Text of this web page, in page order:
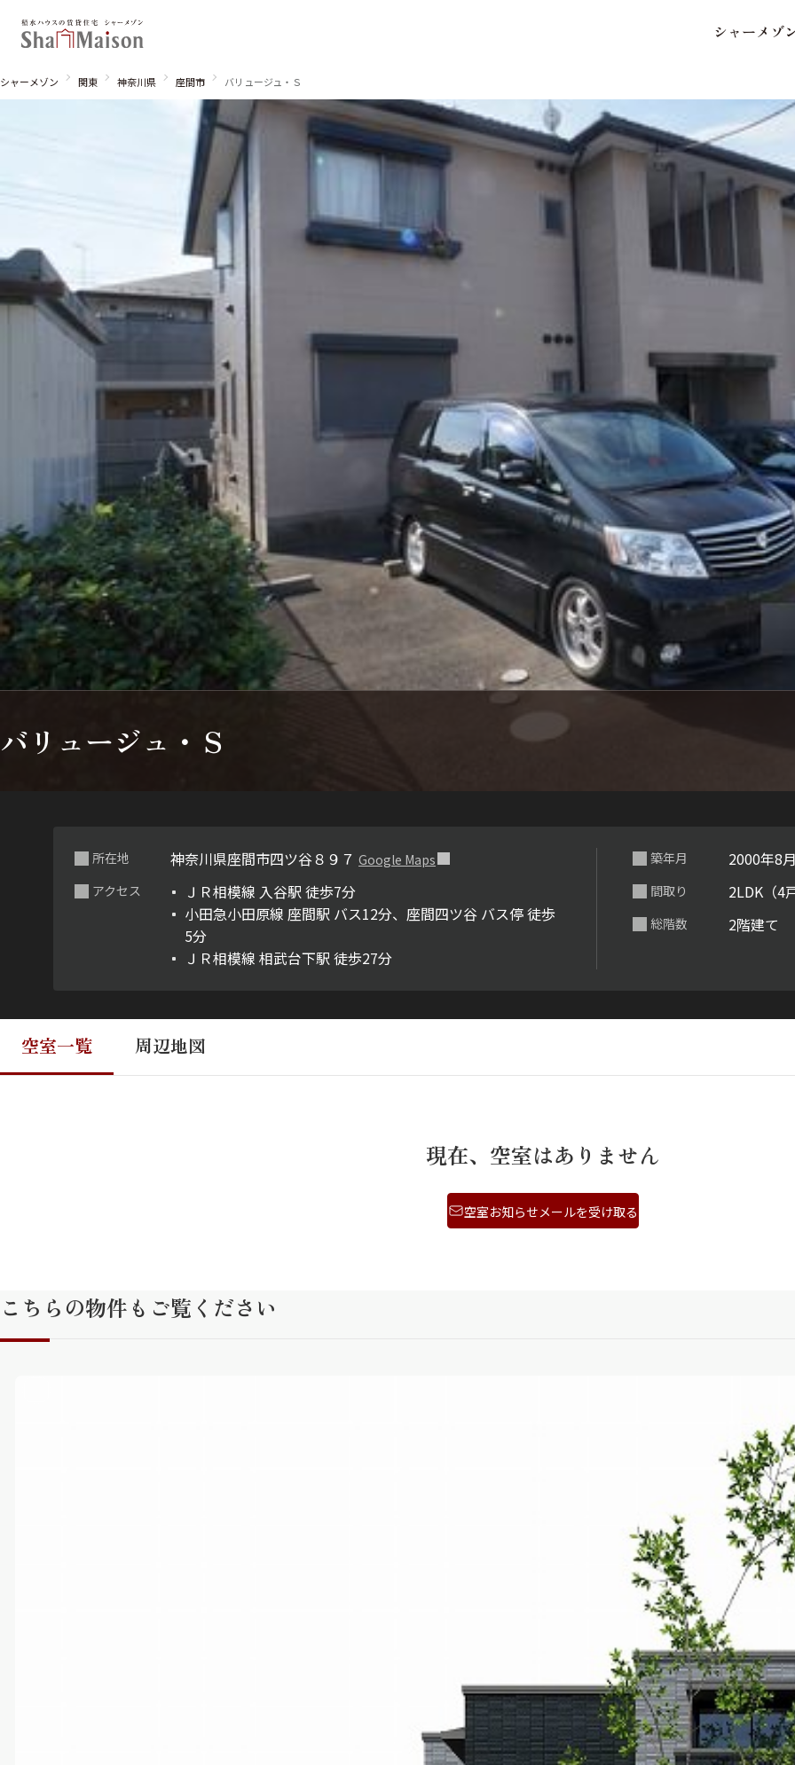
シ ャーメ ゾ
関東
中国・四国 九州
市区郡・路線・駅から
地図から探す
シャーメゾンとは シャーメゾンセレクション ルームツアー
動画ギャラリー ShaMaison STYLE
シャーメ
らくらく内
シャーメゾ
自立型サー
お問い合わ
シャーメゾン 関東 神奈川県 座間市 バリュージュ・Ｓ
バリュージュ・Ｓ
所在地 神奈川県座間市四ツ谷８９７ Google Maps
アクセス
ＪＲ相模線 入谷駅 徒歩7分
小田急小田原線 座間駅 バス12分、座間四ツ谷 バス停 徒歩
5分
ＪＲ相模線 相武台下駅 徒歩27分
築年月 2000年8
間取り 2LDK（4
総階数 2階建て
空室一覧 周辺地図
現在、空室はありません
空室お知らせメールを受け取る
こちらの物件もご覧ください